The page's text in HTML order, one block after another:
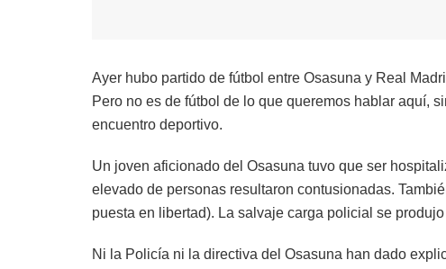
Ayer hubo partido de fútbol entre Osasuna y Real
Pero no es de fútbol de lo que queremos hablar aquí,
encuentro deportivo.
Un joven aficionado del Osasuna tuvo que ser
elevado de personas resultaron contusionadas.
puesta en libertad). La salvaje carga policial se
Ni la Policía ni la directiva del Osasuna han dado